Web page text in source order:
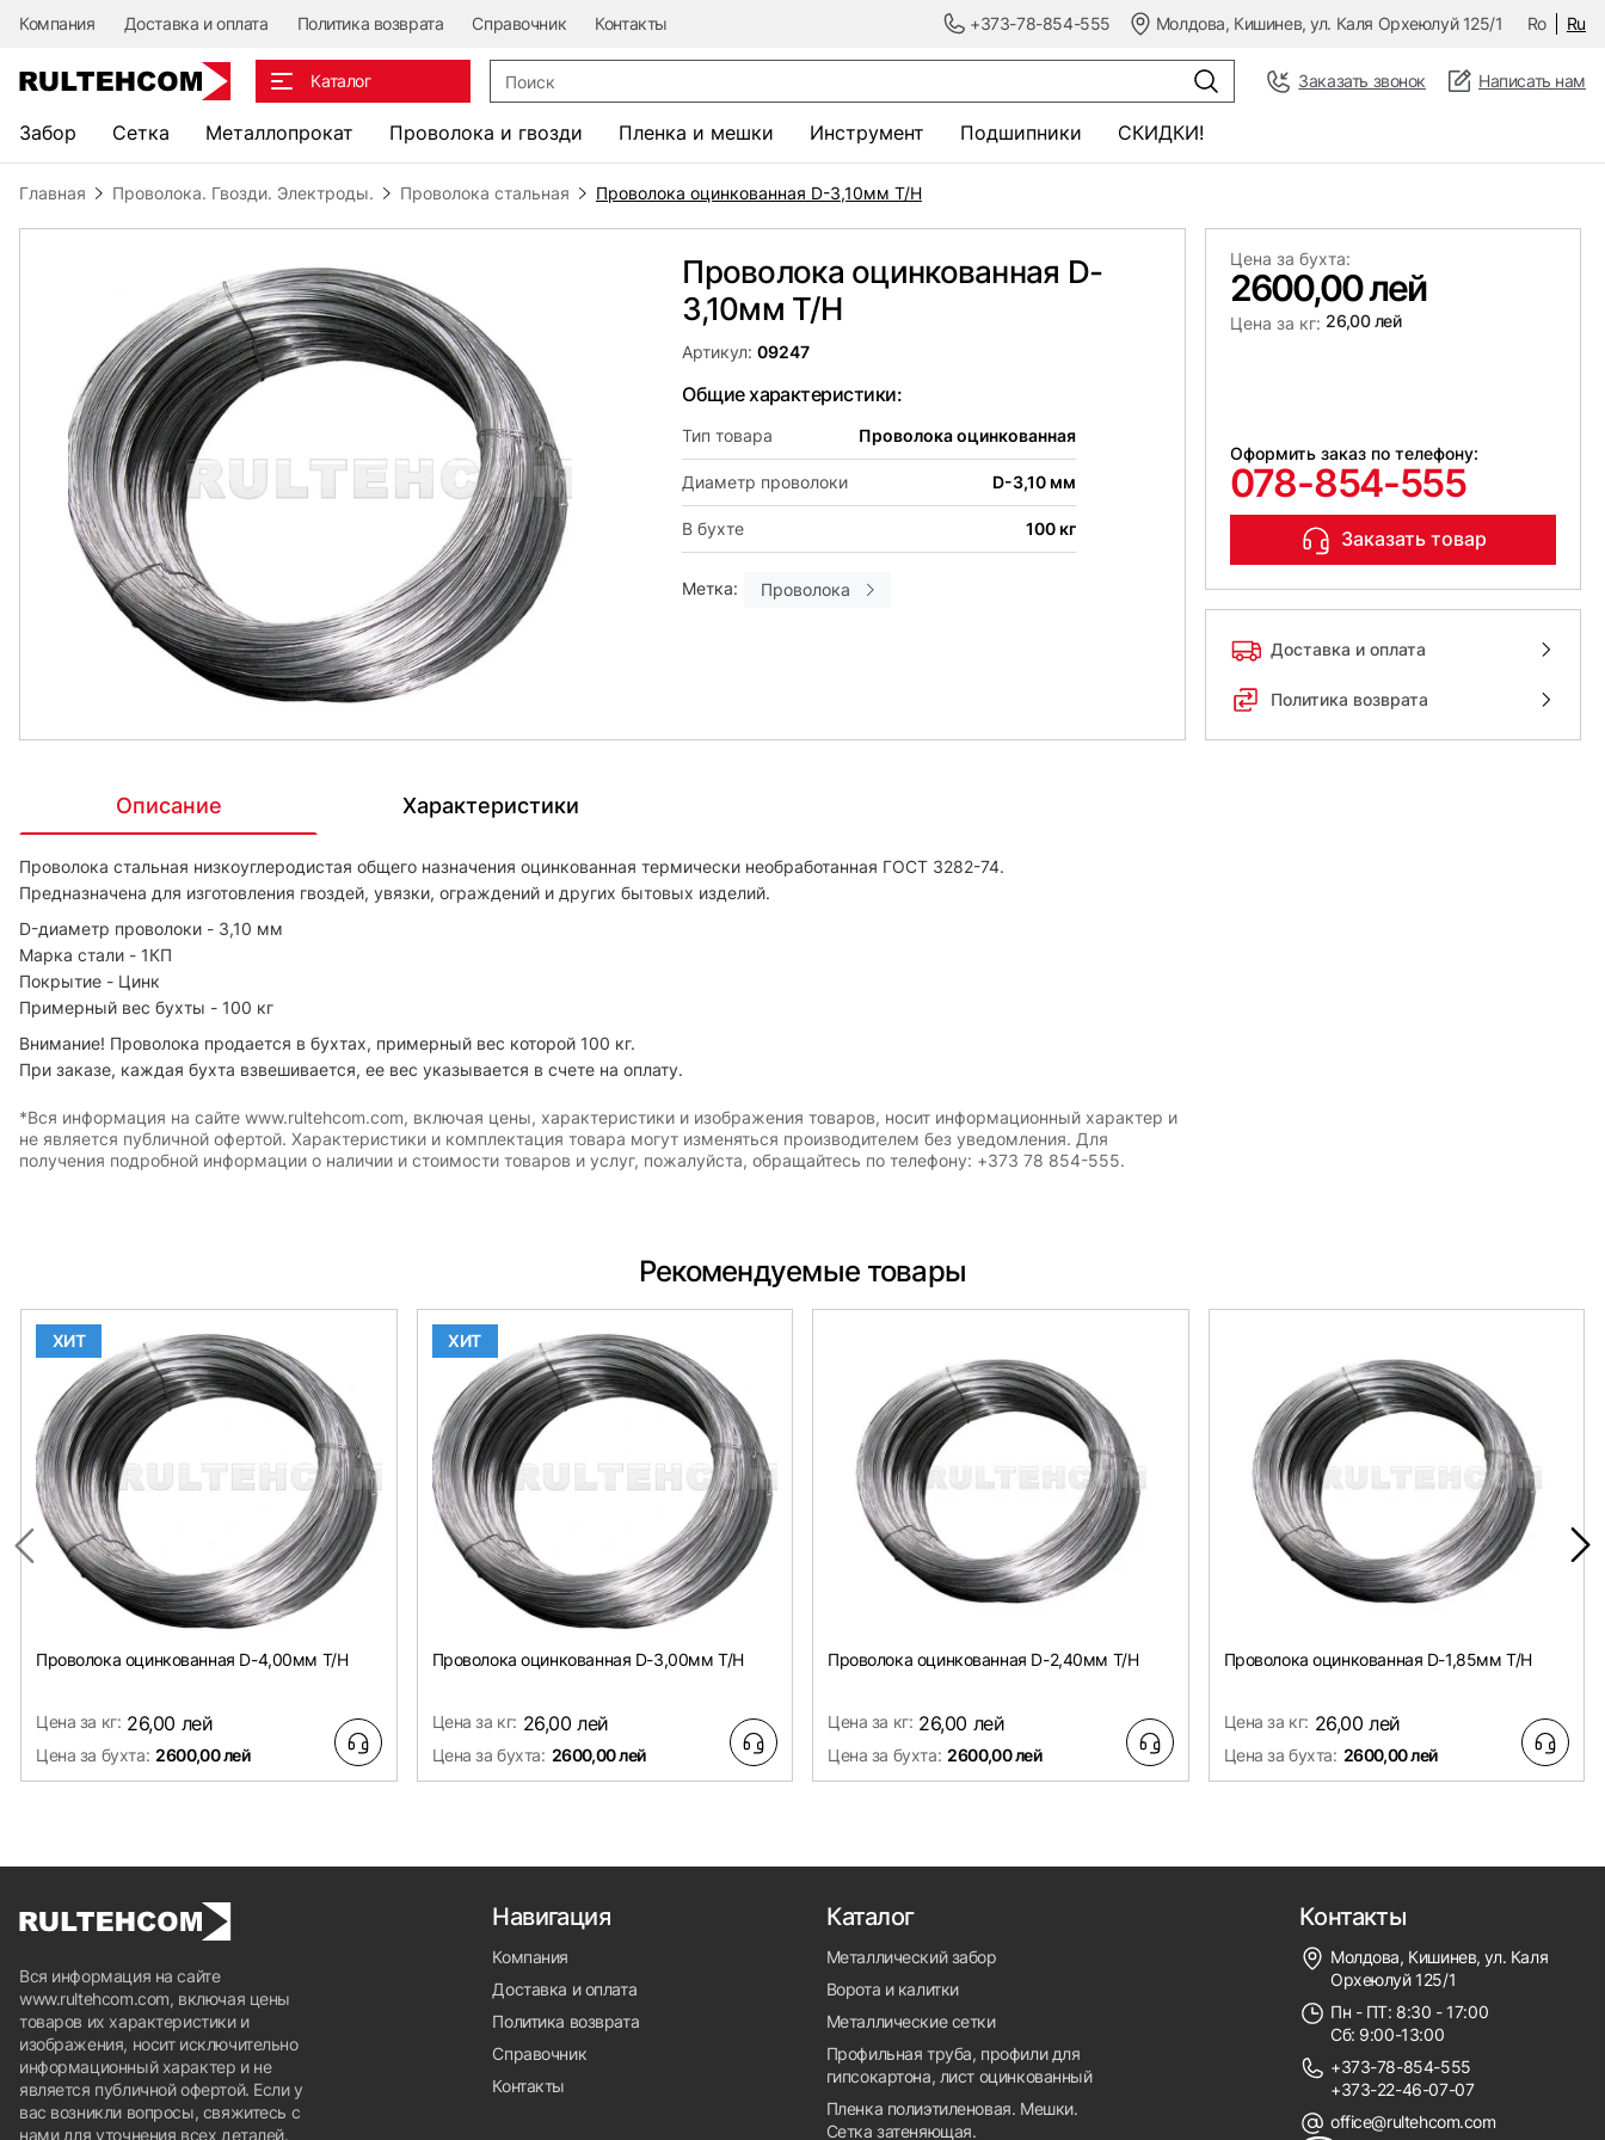
Компания Доставка и оплата Политика возврата Справочник Контакты +373-78-854-555 Молдова, Кишинев, ул. Каля Орхеюлуй 125/1 Ro Ru
Каталог Заказать звонок Написать нам
Забор Сетка Металлопрокат Проволока и гвозди Пленка и мешки Инструмент Подшипники СКИДКИ!
Главная Проволока. Гвозди. Электроды. Проволока стальная Проволока оцинкованная D-3,10мм Т/Н
Проволока оцинкованная D-
3,10мм Т/Н
Артикул:09247
Общие характеристики:
Тип товара Проволока оцинкованная
Диаметр проволоки D-3,10 мм
В бухте 100 кг
Метка: Проволока
Цена за бухта:
2600,00 лей
Цена за кг: 26,00 лей
Оформить заказ по телефону:
078-854-555
Заказать товар
Доставка и оплата
Политика возврата
Описание Характеристики
Проволока стальная низкоуглеродистая общего назначения оцинкованная термически необработанная ГОСТ 3282-74.
Предназначена для изготовления гвоздей, увязки, ограждений и других бытовых изделий.
D-диаметр проволоки - 3,10 мм
Марка стали - 1КП
Покрытие - Цинк
Примерный вес бухты - 100 кг
Внимание! Проволока продается в бухтах, примерный вес которой 100 кг.
При заказе, каждая бухта взвешивается, ее вес указывается в счете на оплату.
*Вся информация на сайте www.rultehcom.com, включая цены, характеристики и изображения товаров, носит информационный характер и
не является публичной офертой. Характеристики и комплектация товара могут изменяться производителем без уведомления. Для
получения подробной информации о наличии и стоимости товаров и услуг, пожалуйста, обращайтесь по телефону: +373 78 854-555.
Рекомендуемые товары
ХИТ
Проволока оцинкованная D-4,00мм Т/Н
Цена за кг: 26,00 лей
Цена за бухта: 2600,00 лей
ХИТ
Проволока оцинкованная D-3,00мм Т/Н
Цена за кг: 26,00 лей
Цена за бухта: 2600,00 лей
Проволока оцинкованная D-2,40мм Т/Н
Цена за кг: 26,00 лей
Цена за бухта: 2600,00 лей
Проволока оцинкованная D-1,85мм Т/Н
Цена за кг: 26,00 лей
Цена за бухта: 2600,00 лей
Вся информация на сайте
www.rultehcom.com, включая цены
товаров их характеристики и
изображения, носит исключительно
информационный характер и не
является публичной офертой. Если у
вас возникли вопросы, свяжитесь с
нами для уточнения всех деталей.
Навигация
Компания
Доставка и оплата
Политика возврата
Справочник
Контакты
Каталог
Металлический забор
Ворота и калитки
Металлические сетки
Профильная труба, профили для
гипсокартона, лист оцинкованный
Пленка полиэтиленовая. Мешки.
Сетка затеняющая.
Контакты
Молдова, Кишинев, ул. Каля
Орхеюлуй 125/1
Пн - ПТ: 8:30 - 17:00
Сб: 9:00-13:00
+373-78-854-555
+373-22-46-07-07
office@rultehcom.com